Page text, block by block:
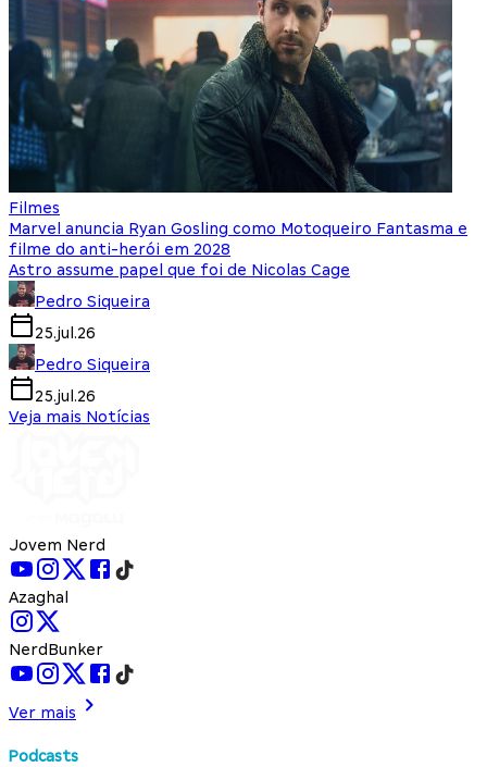
Filmes
Marvel anuncia Ryan Gosling como Motoqueiro Fantasma e
filme do anti-herói em 2028
Astro assume papel que foi de Nicolas Cage
Pedro Siqueira
25.jul.26
Pedro Siqueira
25.jul.26
Veja mais Notícias
Jovem Nerd
Azaghal
NerdBunker
Ver mais
Podcasts